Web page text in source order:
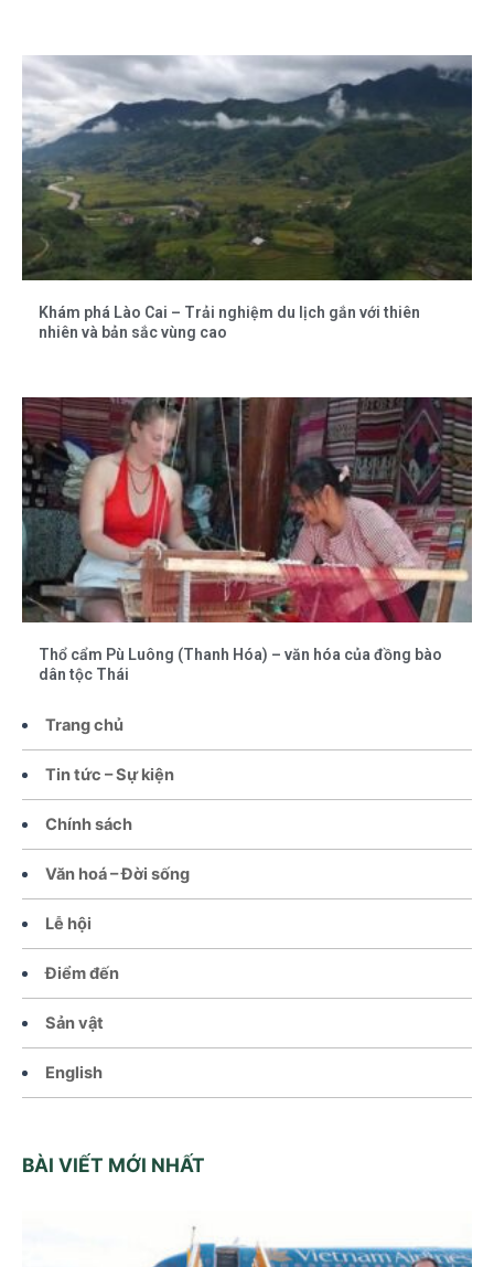
Trang chủ
Tin tức – Sự kiện
Chính sách
Văn hoá – Đời sống
Lễ hội
Điểm đến
Sản vật
English
BÀI VIẾT MỚI NHẤT
Khám phá Lào Cai – Trải nghiệm du lịch gắn với thiên
nhiên và bản sắc vùng cao
Thổ cẩm Pù Luông (Thanh Hóa) – văn hóa của đồng bào
dân tộc Thái